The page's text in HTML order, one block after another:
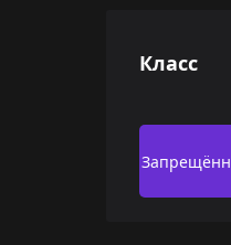
Класс